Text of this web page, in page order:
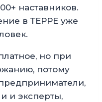
наставников.
в ТЕРРЕ уже
но при
потому
и эксперты,